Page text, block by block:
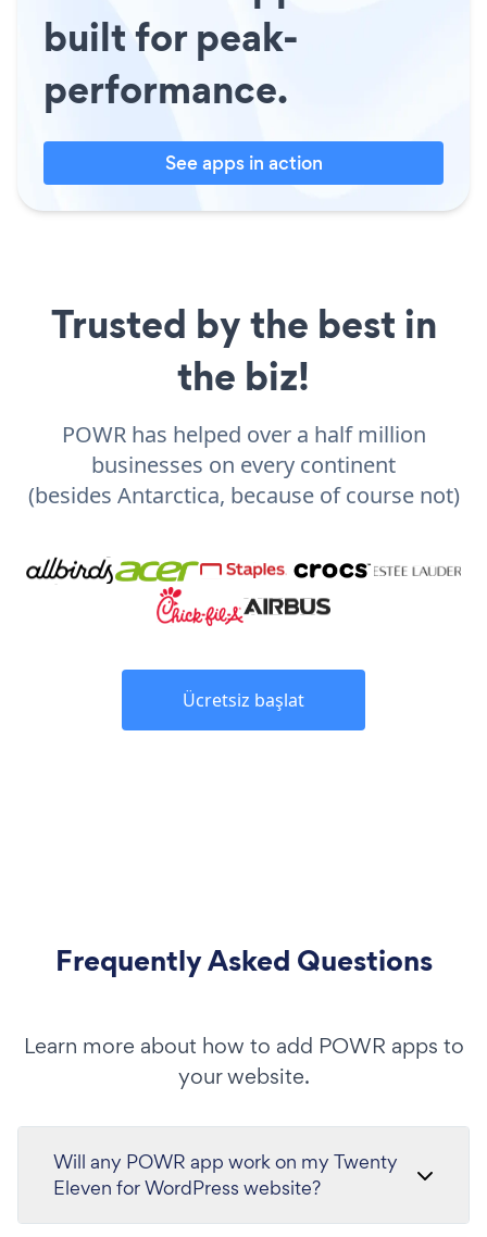
built for peak-
performance.
See apps in action
Trusted by the best in
the biz!
POWR has helped over a half million
businesses on every continent
(besides Antarctica, because of course not)
Ücretsiz başlat
Frequently Asked Questions
Learn more about how to add POWR apps to
your website.
Will any POWR app work on my Twenty
Eleven for WordPress website?